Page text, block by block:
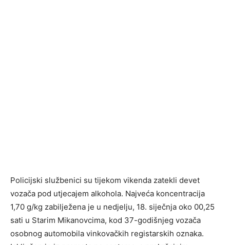
Policijski službenici su tijekom vikenda zatekli devet
vozača pod utjecajem alkohola. Najveća koncentracija
1,70 g/kg zabilježena je u nedjelju, 18. siječnja oko 00,25
sati u Starim Mikanovcima, kod 37-godišnjeg vozača
osobnog automobila vinkovačkih registarskih oznaka.